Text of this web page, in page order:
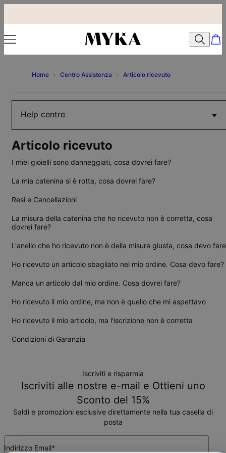
Home > Centro Assistenza > Articolo ricevuto
Help centre
Articolo ricevuto
I miei gioielli sono danneggiati, cosa dovrei fare?
La mia catenina si è rotta, cosa dovrei fare?
Resi e Cancellazioni
La misura della catenina che ho ricevuto non è corretta, cosa
dovrei fare?
L'anello che ho ricevuto non è della misura giusta, cosa devo
Ho ricevuto un articolo sbagliato nel mio ordine. Cosa devo fare?
Manca un articolo dal mio ordine. Cosa dovrei fare?
Ho ricevuto il mio ordine, ma non è quello che mi aspettavo
Ho ricevuto il mio articolo, ma l'iscrizione non è corretta
Condizioni di Garanzia
Iscriviti e risparmia
Iscriviti alle nostre e-mail e Ottieni uno
Sconto del 15%
Saldi e promozioni esclusive direttamente nella tua casella di
posta
Indirizzo Email*